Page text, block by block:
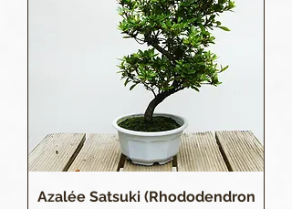
Azalée Satsuki (Rhododendron